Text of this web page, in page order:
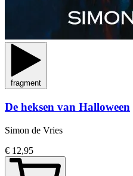
fragment
De heksen van Halloween
Simon de Vries
€ 12,95